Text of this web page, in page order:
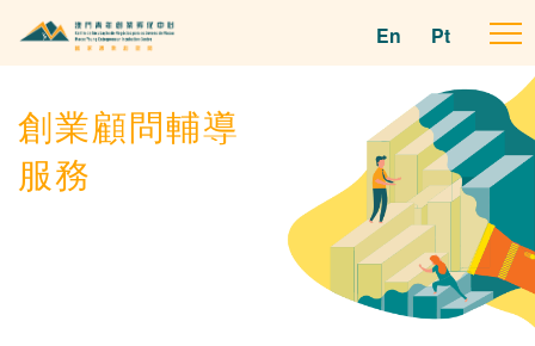
En Pt
創業顧問輔導
服務